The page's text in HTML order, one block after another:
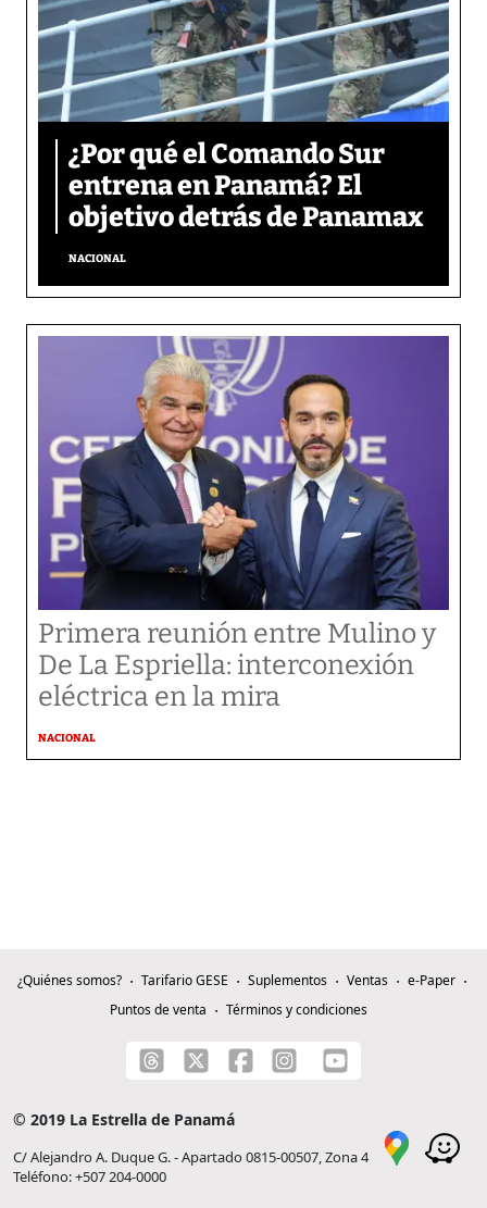
¿Por qué el Comando Sur
entrena en Panamá? El
objetivo detrás de Panamax
NACIONAL
Primera reunión entre Mulino y
De La Espriella: interconexión
eléctrica en la mira
NACIONAL
¿Quiénes somos? Tarifario GESE Suplementos Ventas
e-Paper
Puntos de venta
Términos y condiciones
© 2019 La Estrella de Panamá
C/ Alejandro A. Duque G. - Apartado 0815-00507, Zona 4
Teléfono: +507 204-0000